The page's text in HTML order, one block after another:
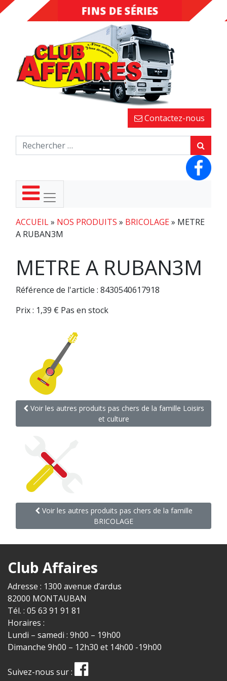
DESTOCKAGE
FINS DE SÉRIES
Contactez-nous
ACCUEIL» NOS PRODUITS » BRICOLAGE» METRE
A RUBAN3M
METRE A RUBAN3M
Référence de l'article : 8430540617918
Prix : 1,39 € Pas en stock
Voir les autres produits pas chers de la famille Loisirs
et culture
Voir les autres produits pas chers de la famille
BRICOLAGE
Club Affaires
Adresse : 1300 avenue d’ardus
82000 MONTAUBAN
Tél. : 05 63 91 91 81
Horaires :
Lundi – samedi : 9h00 – 19h00
Dimanche 9h00 – 12h30 et 14h00 -19h00
Suivez-nous sur :